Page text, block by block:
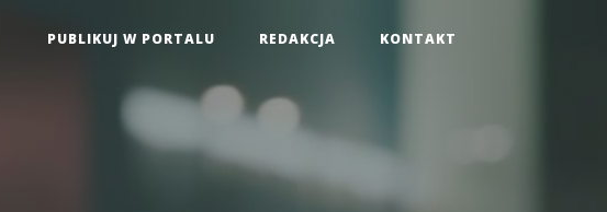
PUBLIKUJ W PORTALU REDAKCJA KONTAKT